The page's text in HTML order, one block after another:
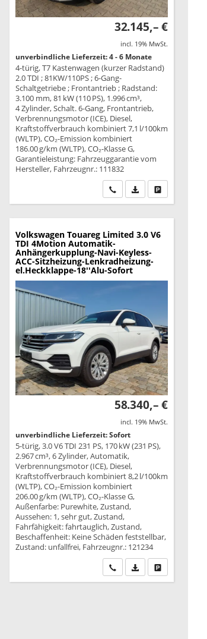
32.145,– €
incl. 19% MwSt.
unverbindliche Lieferzeit: 4 - 6 Monate
4-türig, T7 Kastenwagen (kurzer Radstand)
2.0 TDI ; 81KW/110PS ; 6-Gang-
Schaltgetriebe ; Frontantrieb ; Radstand:
3.100 mm, 81 kW (110 PS), 1.996 cm³,
4 Zylinder, Schalt. 6-Gang, Frontantrieb,
Verbrennungsmotor (ICE), Diesel,
Kraftstoffverbrauch kombiniert 7,1 l/100km
(WLTP), CO₂-Emission kombiniert
186.00 g/km (WLTP), CO₂-Klasse G,
Garantieleistung: Fahrzeuggarantie vom
Hersteller, Fahrzeugnr.: 111832
Wir rufen Sie an
PDF-Datei,Drucken,
Volkswagen Touareg Limited 3.0 V6
TDI 4Motion Automatik-
Anhängerkupplung-Navi-Keyless-
ACC-Sitzheizung-Lenkradheizung-
el.Heckklappe-18''Alu-Sofort
58.340,– €
incl. 19% MwSt.
unverbindliche Lieferzeit: Sofort
5-türig, 3.0 V6 TDI 231 PS, 170 kW (231 PS),
2.967 cm³, 6 Zylinder, Automatik,
Verbrennungsmotor (ICE), Diesel,
Kraftstoffverbrauch kombiniert 8,2 l/100km
(WLTP), CO₂-Emission kombiniert
206.00 g/km (WLTP), CO₂-Klasse G,
Außenfarbe: Purewhite, Zustand,
Aussehen: 1, sehr gut, Zustand,
Fahrfähigkeit: fahrtauglich, Zustand,
Beschaffenheit: Keine Schäden feststellbar,
Zustand: unfallfrei, Fahrzeugnr.: 121234
Wir rufen Sie an
PDF-Datei,Drucken,